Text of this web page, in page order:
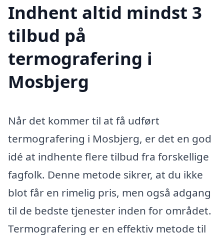
Indhent altid mindst 3
tilbud på
termografering i
Mosbjerg
Når det kommer til at få udført
termografering i Mosbjerg, er det en god
idé at indhente flere tilbud fra forskellige
fagfolk. Denne metode sikrer, at du ikke
blot får en rimelig pris, men også adgang
til de bedste tjenester inden for området.
Termografering er en effektiv metode til